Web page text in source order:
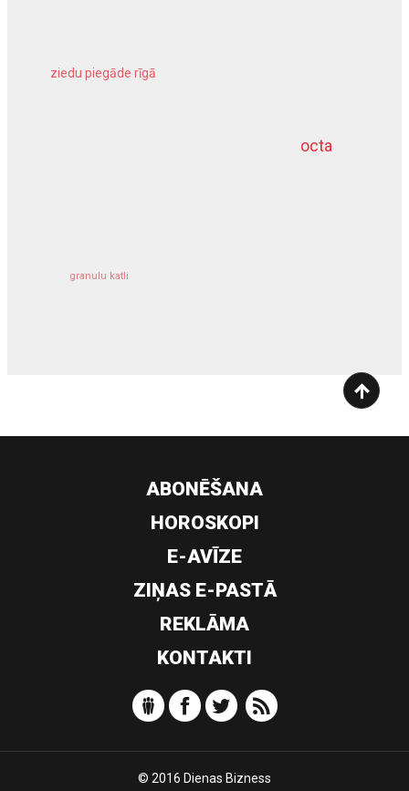
octa
ziedu piegāde rīgā
granulu katli
dziļurbums
ABONĒŠANA
HOROSKOPI
E-AVĪZE
ZIŅAS E-PASTĀ
REKLĀMA
KONTAKTI
© 2016 Dienas Bizness